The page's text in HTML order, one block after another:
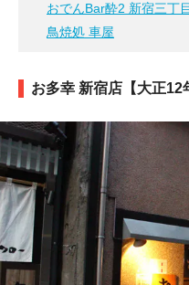
おでんBar酔2 新宿三丁目
鳥焼処 車屋
お多幸 新宿店【大正12